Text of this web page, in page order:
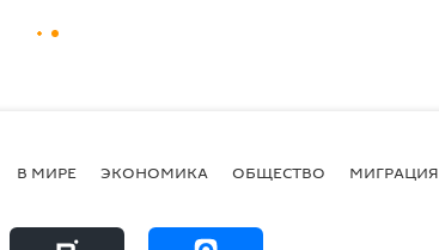
В МИРЕ ЭКОНОМИКА ОБЩЕСТВО МИГРАЦИЯ